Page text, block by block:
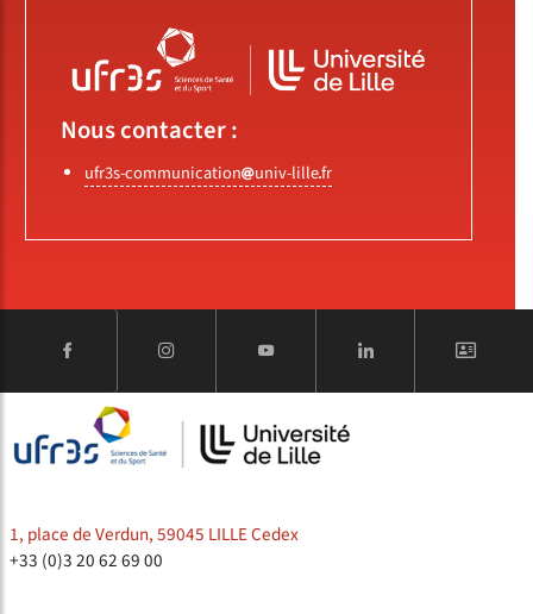
Nous contacter :
ufr3s-communication univ-lillefr
1, place de Verdun, 59045 LILLE Cedex
+33 (0)3 20 62 69 00